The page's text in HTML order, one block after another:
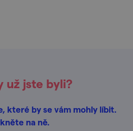
už jste byli?
které by se vám mohly líbit.
na ně.